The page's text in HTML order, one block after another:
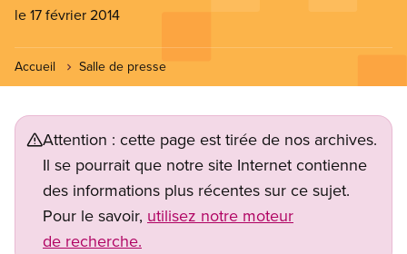
le 17 février 2014
Accueil Salle de presse
Attention : cette page est tirée de nos archives.
Il se pourrait que notre site Internet contienne
des informations plus récentes sur ce sujet.
Pour le savoir, utilisez notre moteur
de recherche.